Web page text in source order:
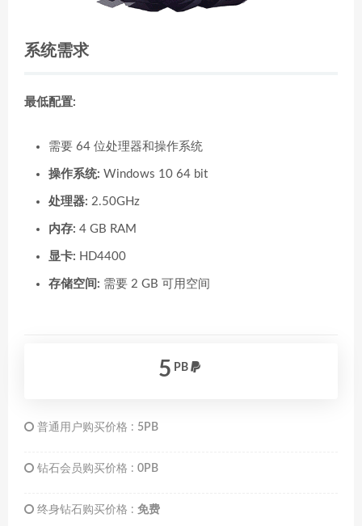
系统需求
最低配置:
需要 64 位处理器和操作系统
操作系统: Windows 10 64 bit
处理器: 2.50GHz
内存: 4 GB RAM
显卡: HD4400
存储空间: 需要 2 GB 可用空间
5 PB
普通用户购买价格 : 5PB
钻石会员购买价格 : 0PB
终身钻石购买价格 : 免费